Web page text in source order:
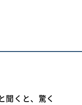
聞くと、驚く